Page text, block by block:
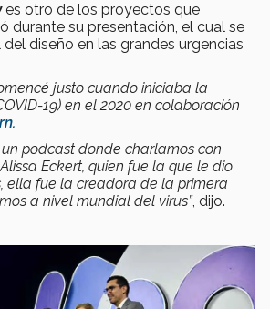
es otro de los proyectos que
durante su presentación, el cual se
diseño en las grandes urgencias
justo cuando iniciaba la
19) en el 2020 en colaboración
un podcast donde charlamos con
Eckert, quien fue la que le dio
ella fue la creadora de la primera
a nivel mundial del virus”, dijo.